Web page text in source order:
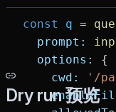
const q =
  prompt:
  options:
{
    cwd:
'/
Dry run 预览